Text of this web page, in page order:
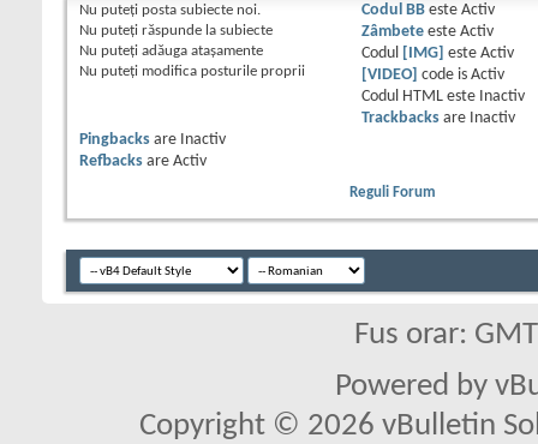
Nu puteţi posta subiecte noi.
Nu puteţi răspunde la subiecte
Nu puteţi adăuga ataşamente
Nu puteţi modifica posturile proprii
Codul BBeste Activ
Zâmbeteeste Activ
Codul
[IMG] este Activ
[VIDEO] code is Activ
Codul HTML este
Inactiv
Trackbacksare
Inactiv
Pingbacks are
Inactiv
Refbacks are Activ
Reguli Forum
Fus orar:
Powered by
Copyright © 2026 vBulletin